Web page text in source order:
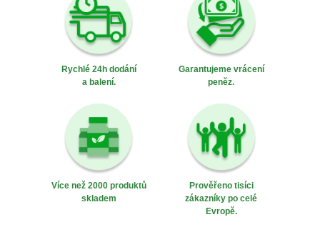
Rychlé 24h dodání
a balení.
Garantujeme vrácení
peněz.
Více než 2000 produktů
skladem
Prověřeno tisíci
zákazníky po celé
Evropě.